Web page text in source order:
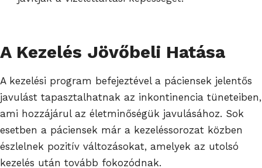
A Kezelés Jövőbeli Hatása
A kezelési program befejeztével a páciensek jelentős
javulást tapasztalhatnak az inkontinencia tüneteiben,
ami hozzájárul az életminőségük javulásához. Sok
esetben a páciensek már a kezeléssorozat közben
észlelnek pozitív változásokat, amelyek az utolsó
kezelés után tovább fokozódnak.